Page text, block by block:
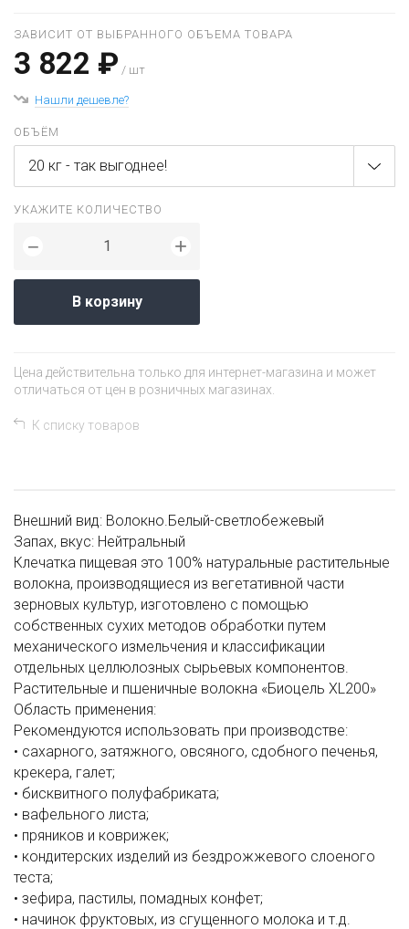
ЗАВИСИТ ОТ ВЫБРАННОГО ОБЪЕМА ТОВАРА
3 822 ₽ / шт
Нашли дешевле?
ОБЪЁМ
20 кг - так выгоднее!
УКАЖИТЕ КОЛИЧЕСТВО
− +
В корзину
Цена действительна только для интернет-магазина и может
отличаться от цен в розничных магазинах.
К списку товаров
Внешний вид: Волокно.Белый-светлобежевый
Запах, вкус: Нейтральный
Клечатка пищевая это 100% натуральные растительные
волокна, производящиеся из вегетативной части
зерновых культур, изготовлено с помощью
собственных сухих методов обработки путем
механического измельчения и классификации
отдельных целлюлозных сырьевых компонентов.
Растительные и пшеничные волокна «Биоцель XL200»
Область применения:
Рекомендуются использовать при производстве:
• сахарного, затяжного, овсяного, сдобного печенья,
крекера, галет;
• бисквитного полуфабриката;
• вафельного листа;
• пряников и коврижек;
• кондитерских изделий из бездрожжевого слоеного
теста;
• зефира, пастилы, помадных конфет;
• начинок фруктовых, из сгущенного молока и т.д.